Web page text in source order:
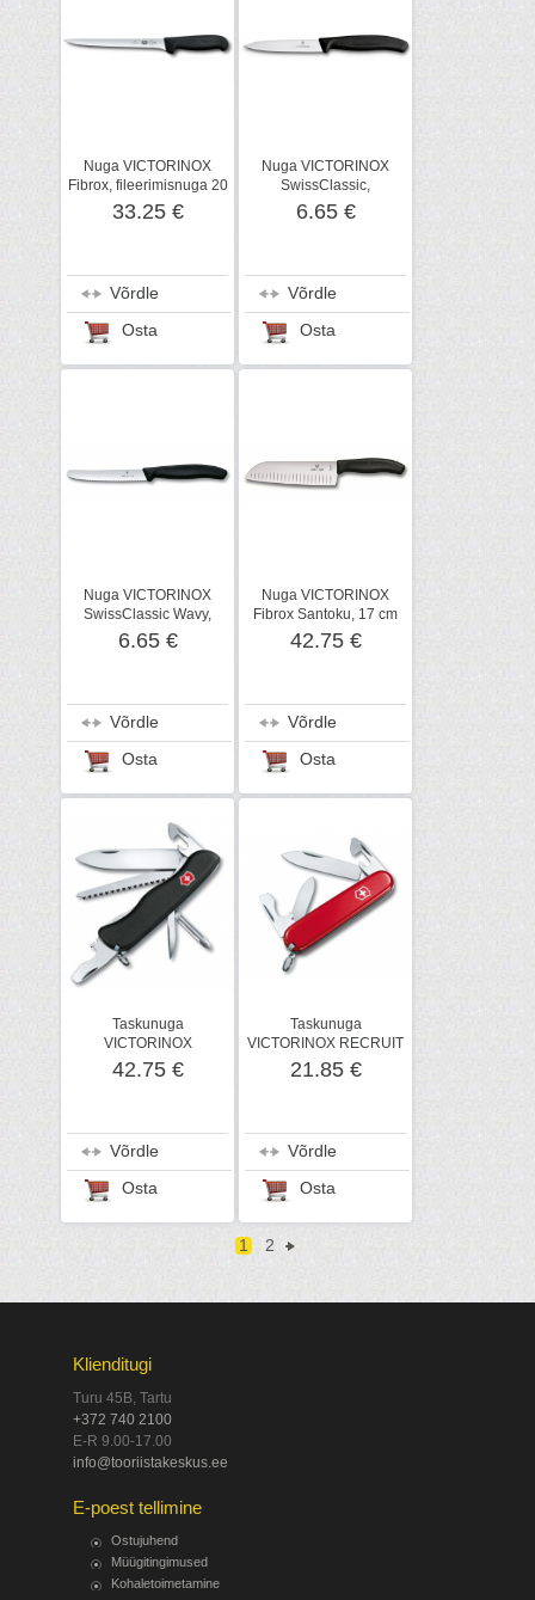
Nuga VICTORINOX
Fibrox, fileerimisnuga 20
cm
33.25 €
Võrdle
Osta
Nuga VICTORINOX
SwissClassic,
köögiviljanuga 10 cm
6.65 €
Võrdle
Osta
Nuga VICTORINOX
SwissClassic Wavy,
tomatinuga
6.65 €
Võrdle
Osta
Nuga VICTORINOX
Fibrox Santoku, 17 cm
42.75 €
Võrdle
Osta
Taskunuga
VICTORINOX
TRAILMASTER
42.75 €
Võrdle
Osta
Taskunuga
VICTORINOX RECRUIT
21.85 €
Võrdle
Osta
1 2
Klienditugi
Turu 45B, Tartu
+372 740 2100
E-R 9.00-17.00
info@tooriistakeskus.ee
E-poest tellimine
Ostujuhend
Müügitingimused
Kohaletoimetamine